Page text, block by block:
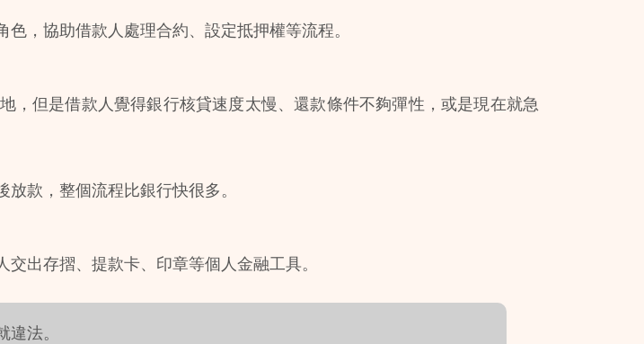
，協助借款人處理合約、設定抵押權等流程。
，但是借款人覺得銀行核貸速度太慢、還款條件不夠彈性，或是現在就急
款，整個流程比銀行快很多。
出存摺、提款卡、印章等個人金融工具。
法。